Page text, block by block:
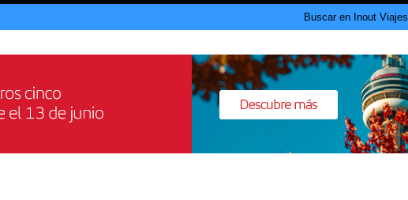
Buscar en Inout Viajes